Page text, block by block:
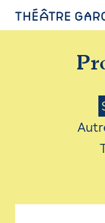
PROGRAMME
INFOS
AVEC LES
LES